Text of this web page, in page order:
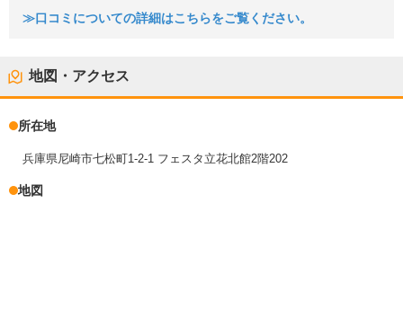
≫口コミについての詳細はこちらをご覧ください。
地図・アクセス
所在地
兵庫県尼崎市七松町1-2-1 フェスタ立花北館2階202
地図